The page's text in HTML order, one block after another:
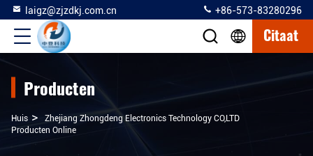
laigz@zjzdkj.com.cn +86-573-83280296
Citaat
Producten
Huis >
Zhejiang Zhongdeng Electronics Technology CO,LTD
Producten Online